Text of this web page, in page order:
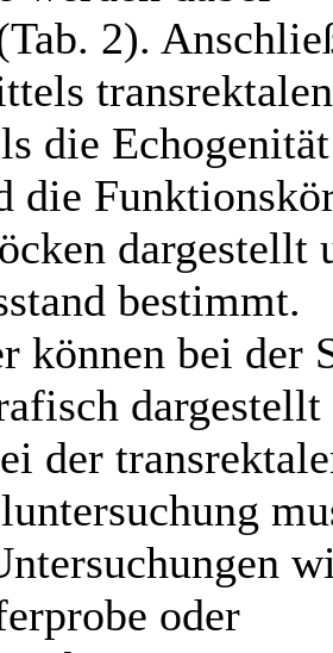
2).
transrektalen
die
die
dargestellt
bestimmt.
können bei der
dargestellt
der
oder